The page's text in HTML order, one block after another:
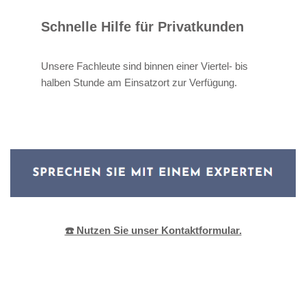
Schnelle Hilfe für Privatkunden
Unsere Fachleute sind binnen einer Viertel- bis
halben Stunde am Einsatzort zur Verfügung.
☎️ Nutzen Sie unser Kontaktformular.